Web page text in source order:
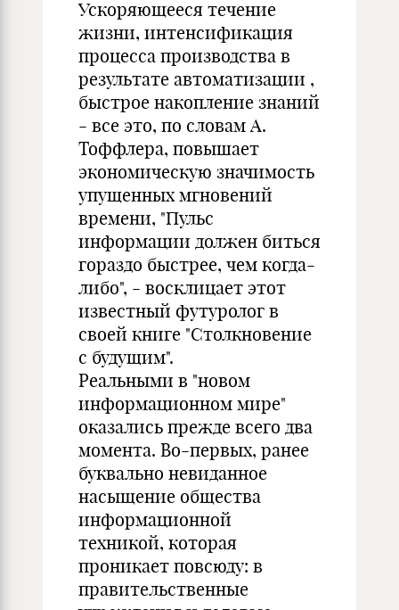
Ускоряющееся течение
жизни, интенсификация
процесса производства в
результате автоматизации ,
быстрое накопление знаний
- все это, по словам А.
Тоффлера, повышает
экономическую значимость
упущенных мгновений
времени, "Пульс
информации должен биться
гораздо быстрее, чем когда-
либо", - восклицает этот
известный футуролог в
своей книге "Столкновение
с будущим".
Реальными в "новом
информационном мире"
оказались прежде всего два
момента. Во-первых, ранее
буквально невиданное
насыщение общества
информационной
техникой, которая
проникает повсюду: в
правительственные